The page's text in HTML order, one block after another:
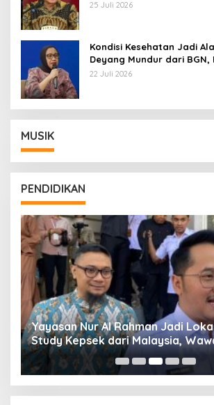
Kriminalisasi
25 Juli 2026
Kondisi Kesehatan Jadi
Deyang Mundur dari BGN,
Wamentan Sudaryono
22 Juli 2026
MUSIK
PENDIDIKAN
Yayasan Nur Al Rahman Jadi
Study Kepsek dari Malaysia,
Adhitia: Kami Bangga